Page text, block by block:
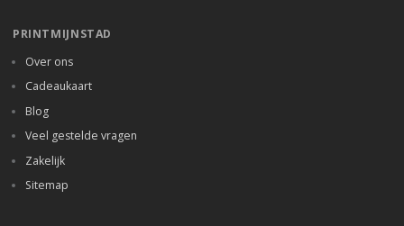
PRINTMIJNSTAD
Over ons
Cadeaukaart
Blog
Veel gestelde vragen
Zakelijk
Sitemap